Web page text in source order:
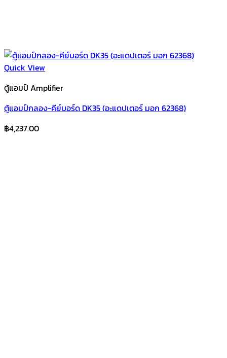
Quick View
ตู้แอมป์ Amplifier
ตู้แอมป์กลอง-คีย์บอร์ด DK35 (อะแดปเตอร์ มอก 62368)
฿4,237.00